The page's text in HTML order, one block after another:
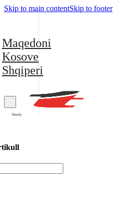
Skip to main contentSkip to footer
Maqedoni
Kosove
Shqiperi
Trendy